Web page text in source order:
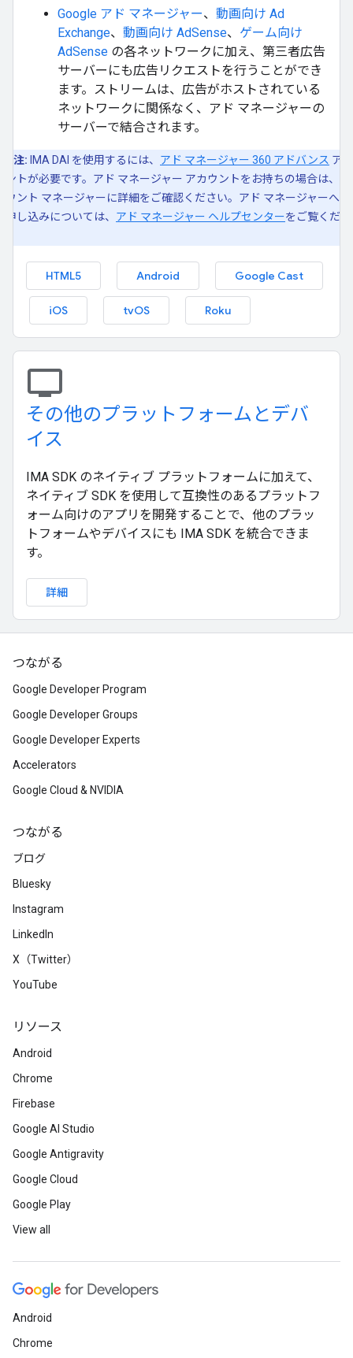
Google アド マネージャー、 動画向け Ad
Exchange、 動画向け AdSense、 ゲーム向け
AdSense の各ネットワークに加え、第三者広告
サーバーにも広告リクエストを行うことができ
ます。ストリームは、広告がホストされている
ネットワークに関係なく、アド マネージャーの
サーバーで結合されます。
注: IMA DAI を使用するには、 アド マネージャー 360 アドバンス アカ
ントが必要です。アド マネージャー アカウントをお持ちの場合は、ア
ウント マネージャーに詳細をご確認ください。アド マネージャーへの
申し込みについては、 アド マネージャー ヘルプセンターをご覧くださ
HTML5 Android Google Cast
iOS tvOS Roku
tv
その他のプラットフォームとデバ
イス
IMA SDK のネイティブ プラットフォームに加えて、
ネイティブ SDK を使用して互換性のあるプラットフ
ォーム向けのアプリを開発することで、他のプラッ
トフォームやデバイスにも IMA SDK を統合できま
す。
詳細
つながる
Google Developer Program
Google Developer Groups
Google Developer Experts
Accelerators
Google Cloud & NVIDIA
つながる
ブログ
Bluesky
Instagram
LinkedIn
X（Twitter）
YouTube
リソース
Android
Chrome
Firebase
Google AI Studio
Google Antigravity
Google Cloud
Google Play
View all
Android
Chrome